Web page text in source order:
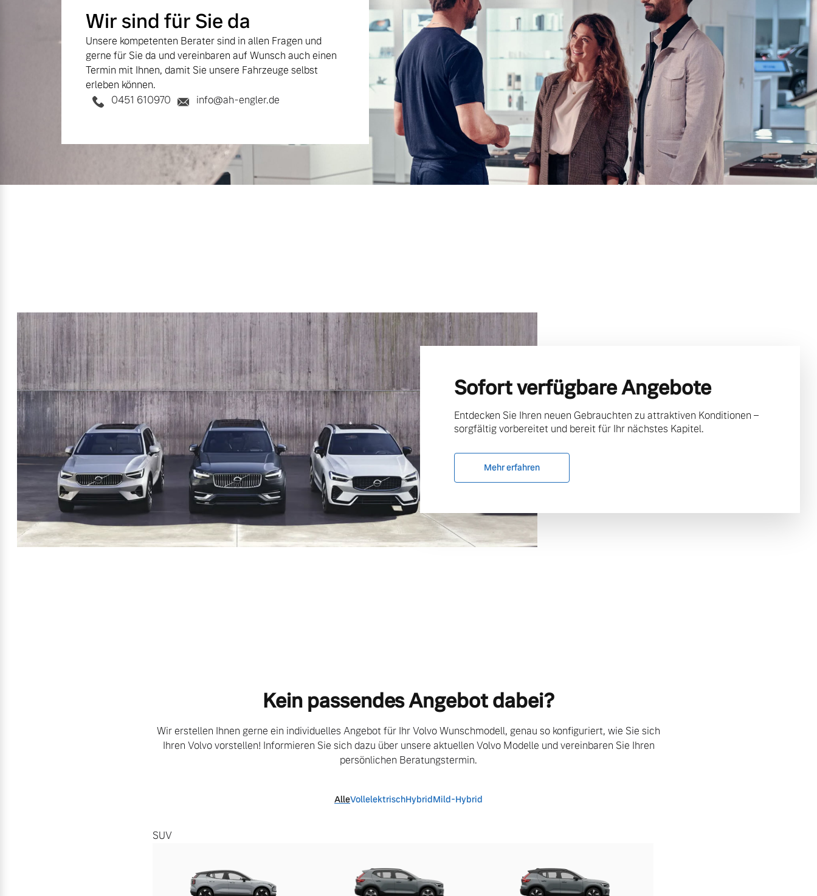
Fahrzeug konfigurieren
Sofort verfügbare Fahrzeuge
Die Neuwagenalternative
Mehr erfahren
Gebrauchtwagen
Volvo kauft Ihr Auto
Aktuelle Zubehörangebote
Frühjahrscheck
Entdecken Sie unsere saisonalen Angebote.
Mehr erfahren
Finanzierung & Leasing
Versicherung
Unsere News & EventsWir sind für Sie da
Unsere kompetenten Berater sind in allen Fragen und
gerne für Sie da und vereinbaren auf Wunsch auch einen
Termin mit Ihnen, damit Sie unsere Fahrzeuge selbst
erleben können.
0451 610970
info@ah-engler.de
Sofort verfügbare Angebote
Entdecken Sie Ihren neuen Gebrauchten zu attraktiven Konditionen –
sorgfältig vorbereitet und bereit für Ihr nächstes Kapitel.
Mehr erfahren
Kein passendes Angebot dabei?​
Wir erstellen Ihnen gerne ein individuelles Angebot für Ihr Volvo Wunschmodell, genau so konfiguriert, wie Sie sich
Ihren Volvo vorstellen! Informieren Sie sich dazu über unsere aktuellen Volvo Modelle und vereinbaren Sie Ihren
persönlichen Beratungstermin.
AlleVollelektrischHybridMild-Hybrid
SUV